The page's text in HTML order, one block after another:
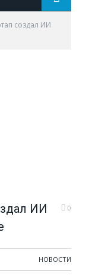
создал ИИ
ИИ
0
НОВОСТИ